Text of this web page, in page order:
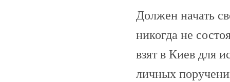
Должен начать
никогда не
взят в Киев для
личных